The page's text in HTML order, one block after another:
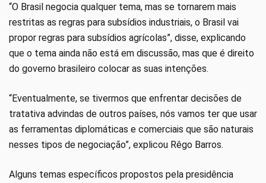
“O Brasil negocia qualquer tema, mas se tornarem mais
restritas as regras para subsídios industriais, o Brasil vai
propor regras para subsídios agrícolas”, disse, explicando
que o tema ainda não está em discussão, mas que é direito
do governo brasileiro colocar as suas intenções.
“Eventualmente, se tivermos que enfrentar decisões de
tratativa advindas de outros países, nós vamos ter que usar
as ferramentas diplomáticas e comerciais que são naturais
nesses tipos de negociação”, explicou Rêgo Barros.
Alguns temas específicos propostos pela presidência